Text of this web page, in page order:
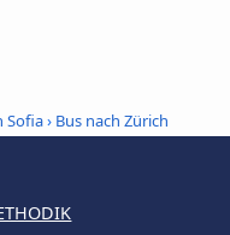
Sofia› Bus nach Zürich